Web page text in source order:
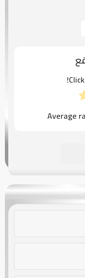
Average